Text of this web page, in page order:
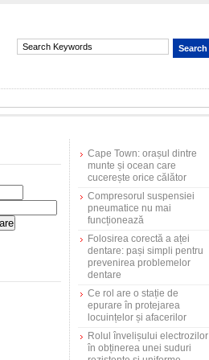
Cape Town: orașul dintre
munte și ocean care
cucerește orice călător
Compresorul suspensiei
pneumatice nu mai
funcționează
Folosirea corectă a aței
dentare: pași simpli pentru
prevenirea problemelor
dentare
Ce rol are o stație de
epurare în protejarea
locuințelor și afacerilor
Rolul învelișului electrozilor
în obținerea unei suduri